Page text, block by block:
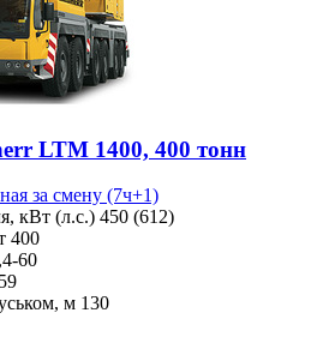
LTM 1400, 400 тонн
за смену (7ч+1)
кВт (л.с.) 450 (612)
400
60
59
м 130